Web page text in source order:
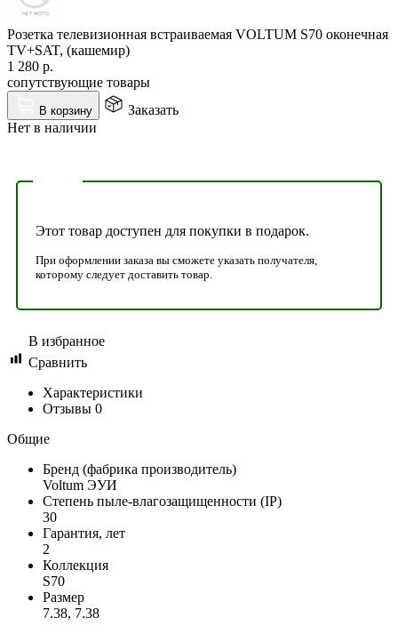
Розетка телевизионная встраиваемая VOLTUM S70 оконечная
TV+SAT, (кашемир)
1 280 р.
сопутствующие товары
В корзину
Заказать
Нет в наличии
Этот товар доступен для покупки в подарок.
При оформлении заказа вы сможете указать получателя,
которому следует доставить товар.
В избранное
Сравнить
Характеристики
Отзывы 0
Общие
Бренд (фабрика производитель)
Voltum ЭУИ
Степень пыле-влагозащищенности (IP)
30
Гарантия, лет
2
Коллекция
S70
Размер
7.38, 7.38